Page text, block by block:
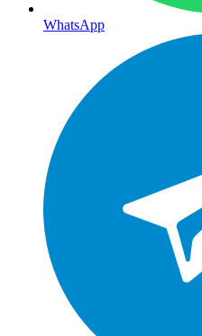
WhatsApp